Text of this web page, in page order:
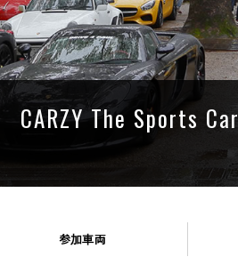
CARZY The Sports Car
参加車両